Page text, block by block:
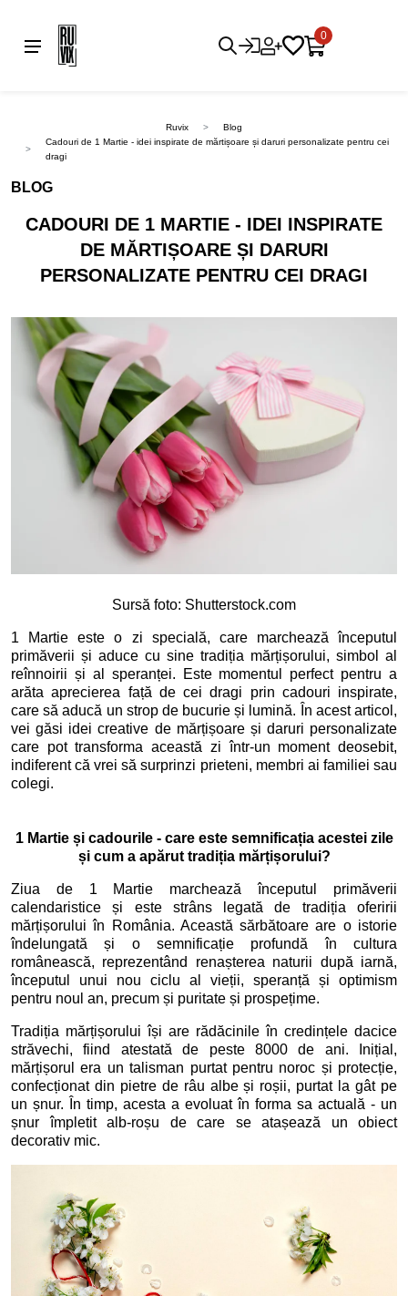
0
Ruvix
Blog
Cadouri de 1 Martie - idei inspirate de mărtișoare și daruri personalizate pentru cei
dragi
BLOG
CADOURI DE 1 MARTIE - IDEI INSPIRATE
DE MĂRTIȘOARE ȘI DARURI
PERSONALIZATE PENTRU CEI DRAGI
Sursă foto: Shutterstock.com
1 Martie este o zi specială, care marchează începutul
primăverii și aduce cu sine tradiția mărțișorului, simbol al
reînnoirii și al speranței. Este momentul perfect pentru a
arăta aprecierea față de cei dragi prin cadouri inspirate,
care să aducă un strop de bucurie și lumină. În acest articol,
vei găsi idei creative de mărțișoare și daruri personalizate
care pot transforma această zi într-un moment deosebit,
indiferent că vrei să surprinzi prieteni, membri ai familiei sau
colegi.
1 Martie și cadourile - care este semnificația acestei zile
și cum a apărut tradiția mărțișorului?
Ziua de 1 Martie marchează începutul primăverii
calendaristice și este strâns legată de tradiția oferirii
mărțișorului în România. Această sărbătoare are o istorie
îndelungată și o semnificație profundă în cultura
românească, reprezentând renașterea naturii după iarnă,
începutul unui nou ciclu al vieții, speranță și optimism
pentru noul an, precum și puritate și prospețime.
Tradiția mărțișorului își are rădăcinile în credințele dacice
străvechi, fiind atestată de peste 8000 de ani. Inițial,
mărțișorul era un talisman purtat pentru noroc și protecție,
confecționat din pietre de râu albe și roșii, purtat la gât pe
un șnur. În timp, acesta a evoluat în forma sa actuală - un
șnur împletit alb-roșu de care se atașează un obiect
decorativ mic.